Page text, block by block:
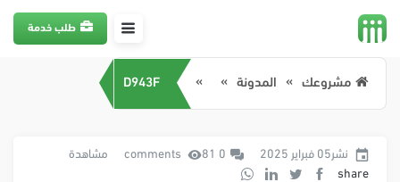
طلب خدمة
مشروعك المدونة D943F
نشر05 فبراير 2025 0 comments 81 مشاهدة
share